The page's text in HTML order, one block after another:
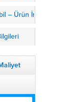
– Ürün İnceleme